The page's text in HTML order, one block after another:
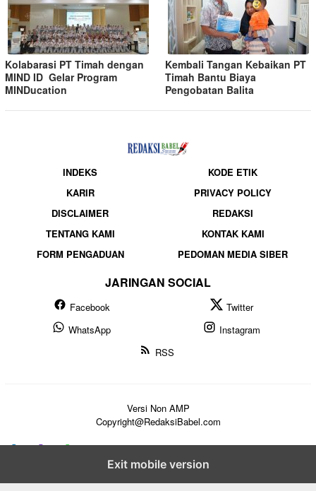
Kolabarasi PT Timah dengan
MIND ID Gelar Program
MINDucation
Kembali Tangan Kebaikan PT
Timah Bantu Biaya
Pengobatan Balita
INDEKS
KODE ETIK
KARIR
PRIVACY POLICY
DISCLAIMER
REDAKSI
TENTANG KAMI
KONTAK KAMI
FORM PENGADUAN
PEDOMAN MEDIA SIBER
JARINGAN SOCIAL
Facebook
Twitter
WhatsApp
Instagram
RSS
Versi Non AMP
Copyright@RedaksiBabel.com
Exit mobile version